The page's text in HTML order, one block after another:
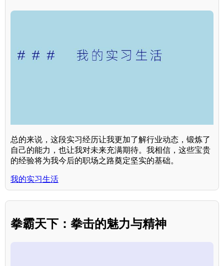
总的来说，这段实习经历让我更加了解行业动态，锻炼了
自己的能力，也让我对未来充满期待。我相信，这些宝贵
的经验将为我今后的职场之路奠定坚实的基础。
我的实习生活
拳霸天下：拳击的魅力与精神